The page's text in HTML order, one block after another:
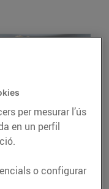
per mesurar l’ús
en un perfil
o configurar